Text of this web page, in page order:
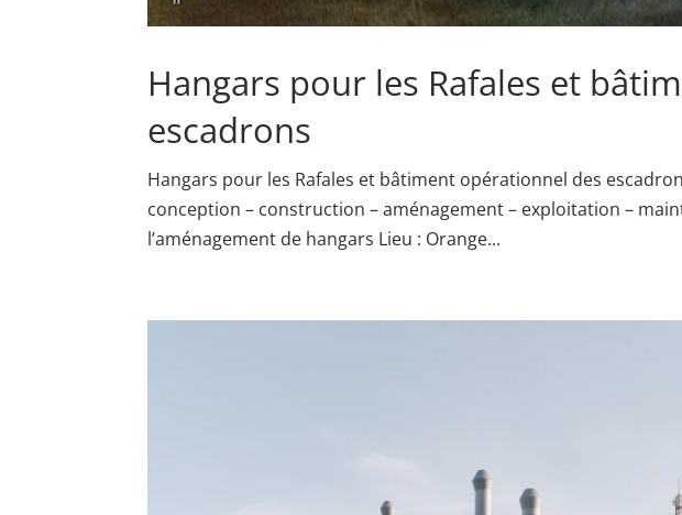
Hangars pour les Rafales et
escadrons
Hangars pour les Rafales et bâtiment opérationnel des
conception – construction – aménagement – exploitation –
l’aménagement de hangars Lieu : Orange...